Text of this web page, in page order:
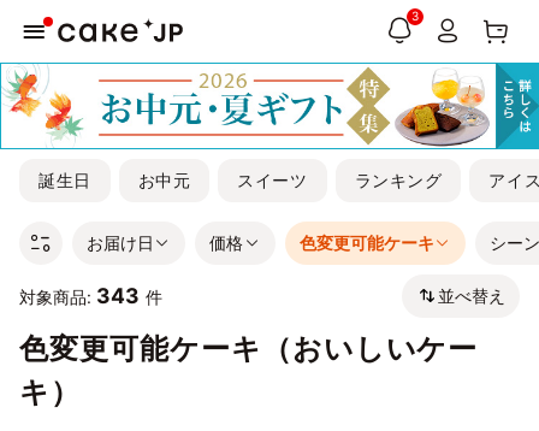
3
誕生日 お中元 スイーツ ランキング アイ
お届け日 価格 色変更可能ケーキ シー
対象商品: 343 件 並べ替え
色変更可能ケーキ（おいしいケー
キ）